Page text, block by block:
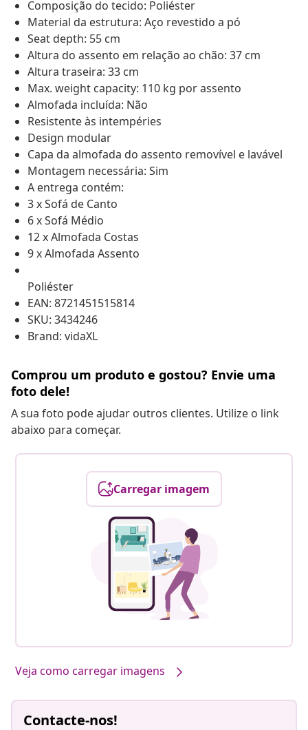
Composição do tecido: Poliéster
Material da estrutura: Aço revestido a pó
Seat depth: 55 cm
Altura do assento em relação ao chão: 37 cm
Altura traseira: 33 cm
Max. weight capacity: 110 kg por assento
Almofada incluída: Não
Resistente às intempéries
Design modular
Capa da almofada do assento removível e lavável
Montagem necessária: Sim
A entrega contém:
3 x Sofá de Canto
6 x Sofá Médio
12 x Almofada Costas
9 x Almofada Assento
Poliéster
EAN: 8721451515814
SKU: 3434246
Brand: vidaXL
Comprou um produto e gostou? Envie uma
foto dele!
A sua foto pode ajudar outros clientes. Utilize o link
abaixo para começar.
Carregar imagem
Veja como carregar imagens
Contacte-nos!